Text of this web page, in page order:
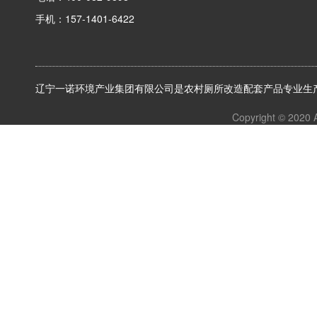
手机：157-1401-6422
辽宁一诺环境产业集团有限公司是农村厕所改造配套产品专业生
Copyright © 2020